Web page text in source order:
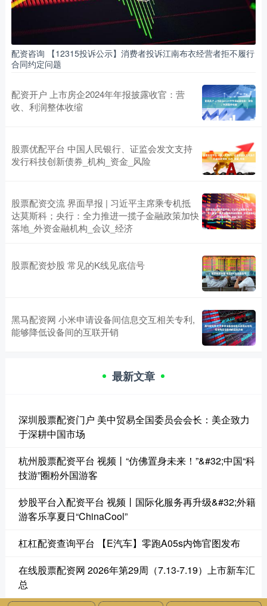
配资咨询 【12315投诉公示】消费者投诉江南布衣经营者拒不履行
合同约定问题
配资开户 上市房企2024年年报披露收官：营
收、利润整体收缩
股票优配平台 中国人民银行、证监会发文支持
发行科技创新债券_机构_资金_风险
股票配资交流 界面早报 | 习近平主席乘专机抵
达莫斯科；央行：全力推进一揽子金融政策加快
落地_外资金融机构_会议_经济
股票配资炒股 常见的K线见底信号
黑马配资网 小米申请设备间信息交互相关专利,
能够降低设备间的互联开销
最新文章
深圳股票配资门户 美中贸易全国委员会会长：美企致力
于深耕中国市场
杭州股票配资平台 视频丨“仿佛置身未来！”&#32;中国“科
技游”圈粉外国游客
炒股平台入配资平台 视频丨国际化服务再升级&#32;外籍
游客乐享夏日“ChinaCool”
杠杠配资查询平台 【E汽车】零跑A05s内饰官图发布
在线股票配资网 2026年第29周（7.13-7.19）上市新车汇
总